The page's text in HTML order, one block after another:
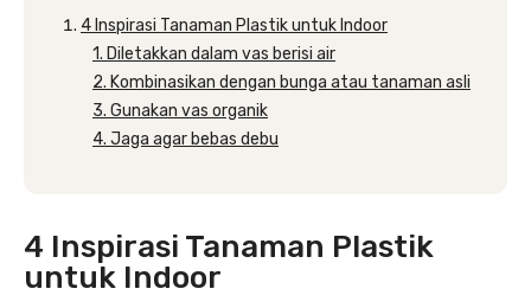
4 Inspirasi Tanaman Plastik untuk Indoor
1. Diletakkan dalam vas berisi air
2. Kombinasikan dengan bunga atau tanaman asli
3. Gunakan vas organik
4. Jaga agar bebas debu
4 Inspirasi Tanaman Plastik
untuk Indoor